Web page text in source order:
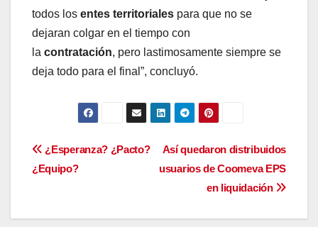
todos los entes territoriales para que no se
dejaran colgar en el tiempo con
la contratación, pero lastimosamente siempre se
deja todo para el final”, concluyó.
Navegación
de
entradas
Así quedaron distribuidos
usuarios de Coomeva EPS
en liquidación
¿Esperanza? ¿Pacto?
¿Equipo?